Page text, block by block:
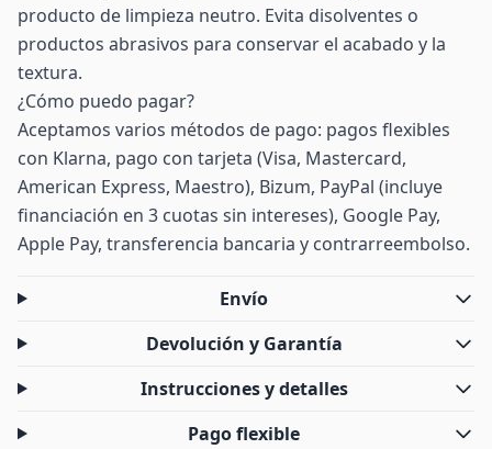
producto de limpieza neutro. Evita disolventes o
productos abrasivos para conservar el acabado y la
textura.
¿Cómo puedo pagar?
Aceptamos varios métodos de pago: pagos flexibles
con Klarna, pago con tarjeta (Visa, Mastercard,
American Express, Maestro), Bizum, PayPal (incluye
financiación en 3 cuotas sin intereses), Google Pay,
Apple Pay, transferencia bancaria y contrarreembolso.
Envío
Devolución y Garantía
Instrucciones y detalles
Pago flexible